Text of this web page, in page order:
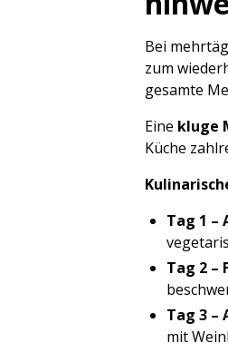
Bei
zum
gesamte
Eine kluge
Küche
Tag 1 –
Tag 2 –
Tag 3 –
mit